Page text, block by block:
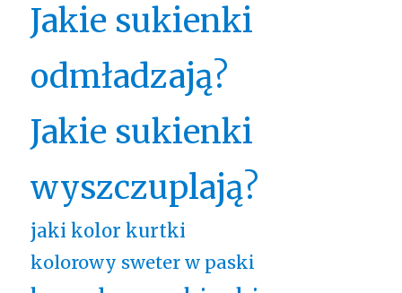
Jakie sukienki
odmładzają?
Jakie sukienki
wyszczuplają?
jaki kolor kurtki
kolorowy sweter w paski